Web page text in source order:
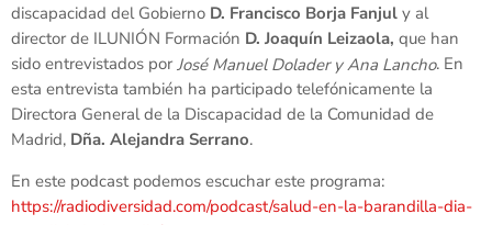
discapacidad del Gobierno D. Francisco Borja Fanjul y al
director de ILUNIÓN Formación D. Joaquín Leizaola, que han
sido entrevistados por José Manuel Dolader y Ana Lancho. En
esta entrevista también ha participado telefónicamente la
Directora General de la Discapacidad de la Comunidad de
Madrid, Dña. Alejandra Serrano.
En este podcast podemos escuchar este programa:
https://radiodiversidad.com/podcast/salud-en-la-barandilla-dia-